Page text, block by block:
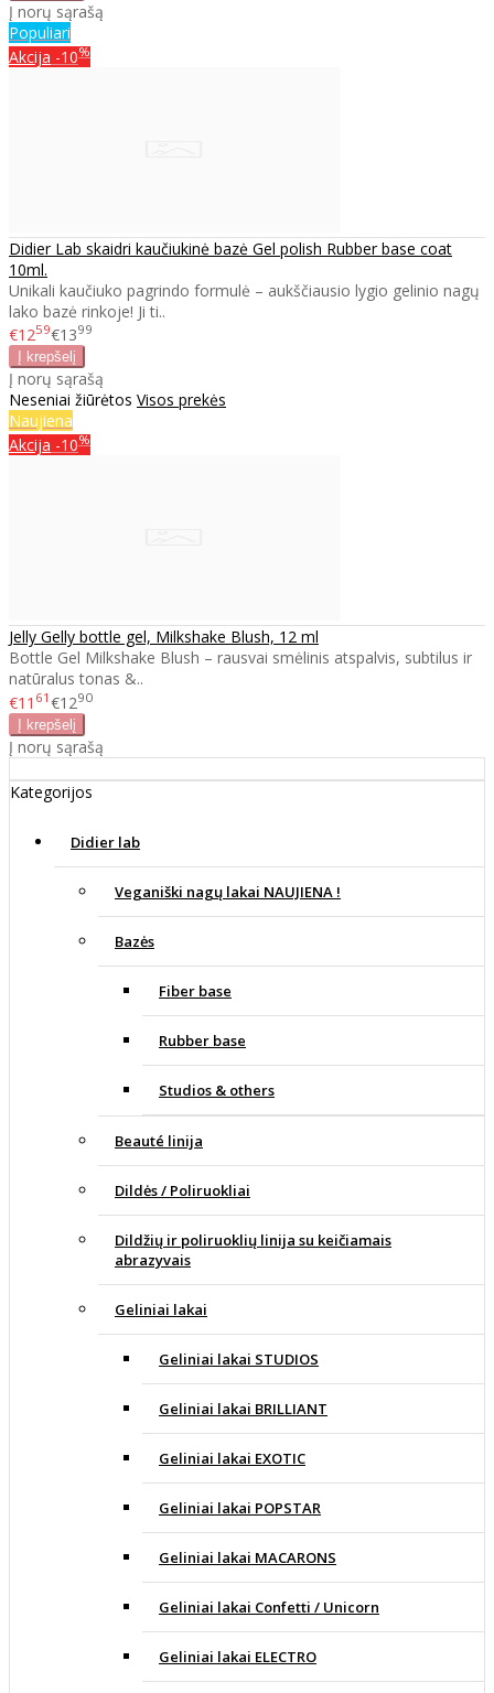
Į norų sąrašą
Populiari
Akcija -10%
Didier Lab skaidri kaučiukinė bazė Gel polish Rubber base coat
10ml.
Unikali kaučiuko pagrindo formulė – aukščiausio lygio gelinio nagų
lako bazė rinkoje! Ji ti..
€1259€1399
Į norų sąrašą
Neseniai žiūrėtos Visos prekės
Naujiena
Akcija -10%
Jelly Gelly bottle gel, Milkshake Blush, 12 ml
Bottle Gel Milkshake Blush – rausvai smėlinis atspalvis, subtilus ir
natūralus tonas &..
€11 61 €1290
Į norų sąrašą
Kategorijos
Didier lab
Veganiški nagų lakai NAUJIENA !
Bazės
Fiber base
Rubber base
Studios & others
Beauté linija
Dildės / Poliruokliai
Dildžių ir poliruoklių linija su keičiamais
abrazyvais
Geliniai lakai
Geliniai lakai STUDIOS
Geliniai lakai BRILLIANT
Geliniai lakai EXOTIC
Geliniai lakai POPSTAR
Geliniai lakai MACARONS
Geliniai lakai Confetti / Unicorn
Geliniai lakai ELECTRO